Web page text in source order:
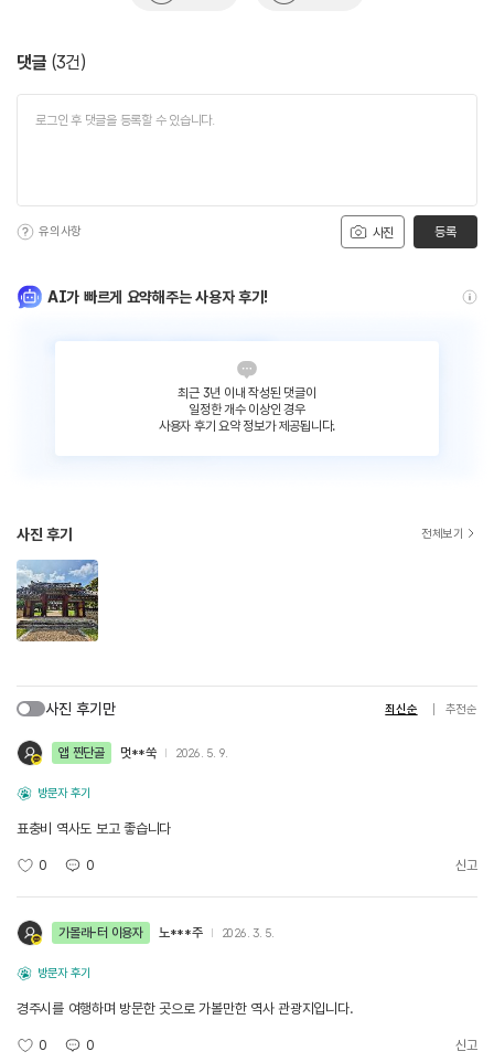
댓글 (3건)
사진
유의사항 등록
AI가 빠르게 요약해주는 사용자 후기!
최근 3년 이내 작성된 댓글이
일정한 개수 이상인 경우
사용자 후기 요약 정보가 제공됩니다.
사진 후기 전체보기
사진 후기만 최신순 추천순
앱 찐단골 멋**쑥 2026. 5. 9.
방문자 후기
표충비 역사도 보고 좋습니다
0 0 신고
가볼래-터 이용자 노***주 2026. 3. 5.
방문자 후기
경주시를 여행하며 방문한 곳으로 가볼만한 역사 관광지입니다.
0 0 신고